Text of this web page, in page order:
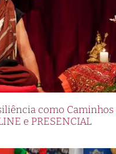
como Caminhos
e PRESENCIAL